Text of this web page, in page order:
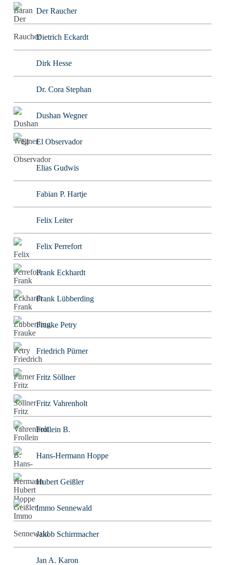
Der Raucher
Dietrich Eckardt
Dirk Hesse
Dr. Cora Stephan
Dushan Wegner
El Observador
Elias Gudwis
Fabian P. Hartje
Felix Leiter
Felix Perrefort
Frank Eckhardt
Frank Lübberding
Frauke Petry
Friedrich Pürner
Fritz Söllner
Fritz Vahrenholt
Frollein B.
Hans-Hermann Hoppe
Hubert Geißler
Immo Sennewald
Jakob Schirrmacher
Jan A. Karon